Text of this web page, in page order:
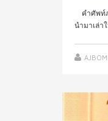
คำศัพท์ภ
นำมาเล่า